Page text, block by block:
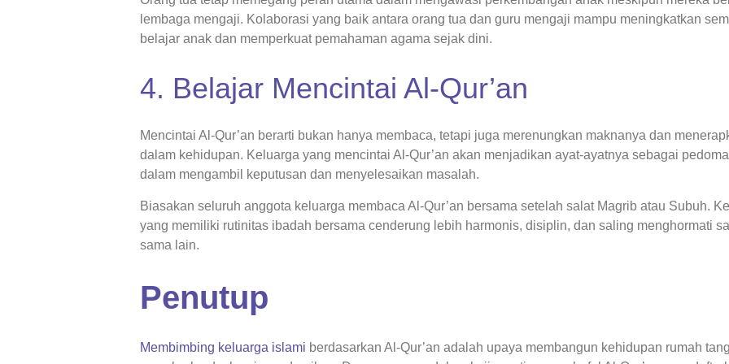
lembaga mengaji. Kolaborasi yang baik antara orang tua dan guru mengaji mampu meningkatkan
belajar anak dan memperkuat pemahaman agama sejak dini.
4. Belajar Mencintai Al-Qur’an
Mencintai Al-Qur’an berarti bukan hanya membaca, tetapi juga merenungkan maknanya dan
dalam kehidupan. Keluarga yang mencintai Al-Qur’an akan menjadikan ayat-ayatnya sebagai
dalam mengambil keputusan dan menyelesaikan masalah.
Biasakan seluruh anggota keluarga membaca Al-Qur’an bersama setelah salat Magrib atau Subuh.
yang memiliki rutinitas ibadah bersama cenderung lebih harmonis, disiplin, dan saling menghormati
sama lain.
Penutup
Membimbing keluarga islami berdasarkan Al-Qur’an adalah upaya membangun kehidupan rumah